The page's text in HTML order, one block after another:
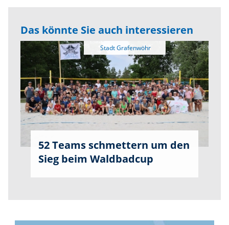
Das könnte Sie auch interessieren
52 Teams schmettern um den
Sieg beim Waldbadcup